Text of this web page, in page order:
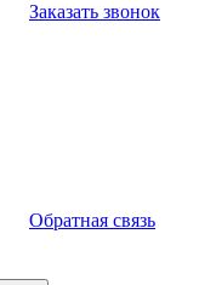
Заказать звонок
Обратная связь